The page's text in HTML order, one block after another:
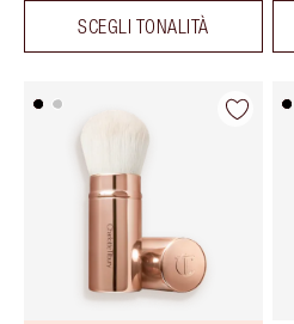
SCEGLI TONALITÀ